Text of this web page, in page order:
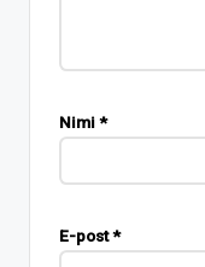
Nimi*
E-post*